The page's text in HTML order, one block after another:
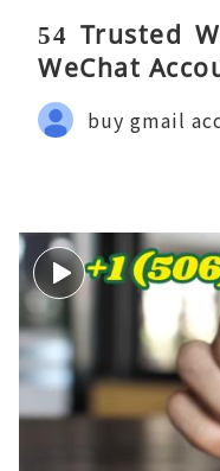
54 Trusted
WeChat
buy gmail